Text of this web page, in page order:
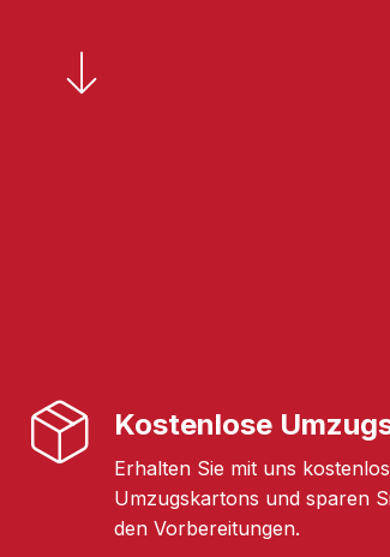
Kostenlose
Erhalten Sie mit uns
Umzugskartons und sparen
den Vorbereitungen.